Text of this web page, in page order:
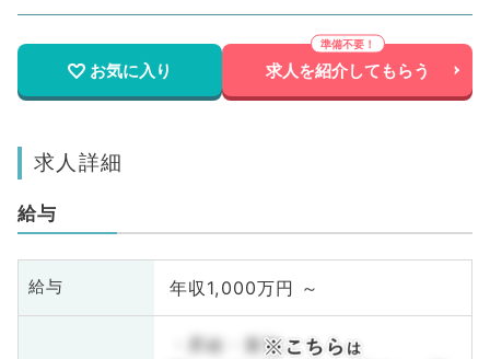
お気に入り 求人を紹介してもらう
求人詳細
給与
給与 年収1,000万円 ～
・昇給・賞与